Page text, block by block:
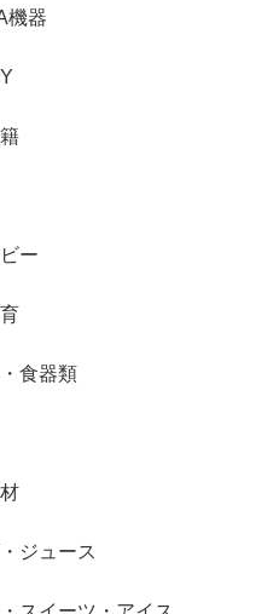
機器
ー
食器類
ジュース